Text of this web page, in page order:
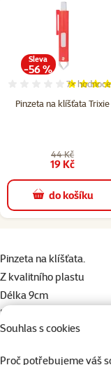
Souhlas s cookies
Proč potřebujeme váš
Pinzeta na klíšťata Trixie
7×
44 Kč
19 Kč
Sleva
-56 %
do košíku
Pinzeta na klíšťata.
Z kvalitního plastu
Délka 9cm
Různé barvy